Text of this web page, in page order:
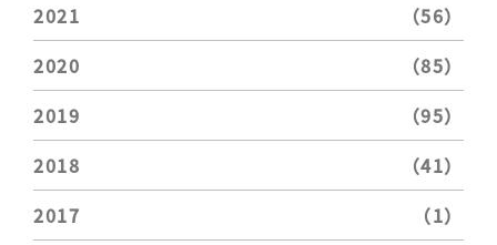
2021
（56）
2020
（85）
2019
（95）
2018
（41）
2017
（1）